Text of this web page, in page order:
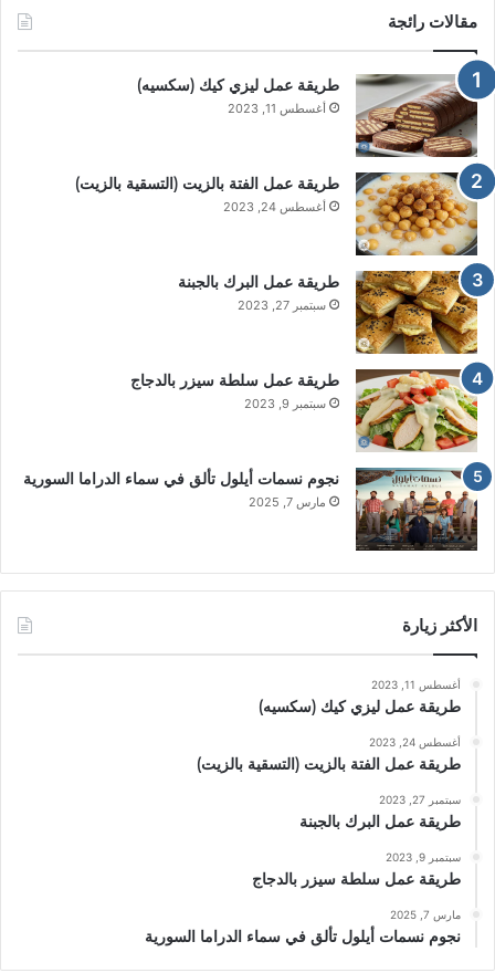
مقالات رائجة
طريقة عمل ليزي كيك (سكسيه)
أغسطس 11, 2023
طريقة عمل الفتة بالزيت (التسقية بالزيت)
أغسطس 24, 2023
طريقة عمل البرك بالجبنة
سبتمبر 27, 2023
طريقة عمل سلطة سيزر بالدجاج
سبتمبر 9, 2023
نجوم نسمات أيلول تألق في سماء الدراما السورية
مارس 7, 2025
الأكثر زيارة
أغسطس 11, 2023
طريقة عمل ليزي كيك (سكسيه)
أغسطس 24, 2023
طريقة عمل الفتة بالزيت (التسقية بالزيت)
سبتمبر 27, 2023
طريقة عمل البرك بالجبنة
سبتمبر 9, 2023
طريقة عمل سلطة سيزر بالدجاج
مارس 7, 2025
نجوم نسمات أيلول تألق في سماء الدراما السورية